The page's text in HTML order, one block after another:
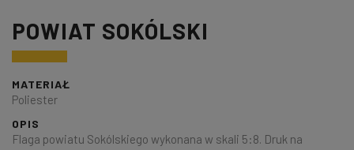
POWIAT SOKÓLSKI
MATERIAŁ
Poliester
OPIS
Flaga powiatu Sokólskiego wykonana w skali 5:8. Druk na